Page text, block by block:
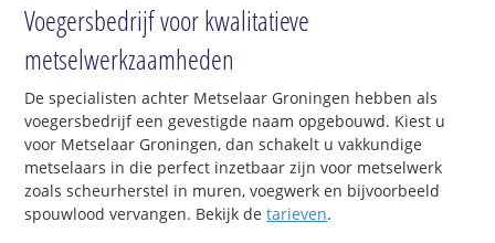
Voegersbedrijf voor kwalitatieve
metselwerkzaamheden
De specialisten achter Metselaar Groningen hebben als
voegersbedrijf een gevestigde naam opgebouwd. Kiest u
voor Metselaar Groningen, dan schakelt u vakkundige
metselaars in die perfect inzetbaar zijn voor metselwerk
zoals scheurherstel in muren, voegwerk en bijvoorbeeld
spouwlood vervangen. Bekijk detarieven.